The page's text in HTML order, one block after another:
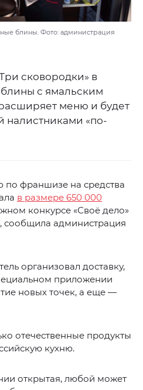
блины. Фото: администрация
сковородки» в
с ямальским
меню и будет
налистниками «по-
по франшизе на средства
в размере 650 000
конкурсе «Своё дело»
сообщила администрация
организовал доставку,
приложении
новых точек, а еще —
отечественные продукты
кухню.
открытая, любой может